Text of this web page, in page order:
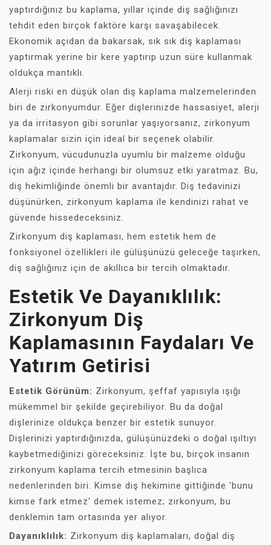
yaptırdığınız bu kaplama, yıllar içinde diş sağlığınızı
tehdit eden birçok faktöre karşı savaşabilecek.
Ekonomik açıdan da bakarsak, sık sık diş kaplaması
yaptırmak yerine bir kere yaptırıp uzun süre kullanmak
oldukça mantıklı.
Alerji riski en düşük olan diş kaplama malzemelerinden
biri de zirkonyumdur. Eğer dişlerinizde hassasiyet, alerji
ya da irritasyon gibi sorunlar yaşıyorsanız, zirkonyum
kaplamalar sizin için ideal bir seçenek olabilir.
Zirkonyum, vücudunuzla uyumlu bir malzeme olduğu
için ağız içinde herhangi bir olumsuz etki yaratmaz. Bu,
diş hekimliğinde önemli bir avantajdır. Diş tedavinizi
düşünürken, zirkonyum kaplama ile kendinizi rahat ve
güvende hissedeceksiniz.
Zirkonyum diş kaplaması, hem estetik hem de
fonksiyonel özellikleri ile gülüşünüzü geleceğe taşırken,
diş sağlığınız için de akıllıca bir tercih olmaktadır.
Estetik Ve Dayanıklılık:
Zirkonyum Diş
Kaplamasının Faydaları Ve
Yatırım Getirisi
Estetik Görünüm: Zirkonyum, şeffaf yapısıyla ışığı
mükemmel bir şekilde geçirebiliyor. Bu da doğal
dişlerinize oldukça benzer bir estetik sunuyor.
Dişlerinizi yaptırdığınızda, gülüşünüzdeki o doğal ışıltıyı
kaybetmediğinizi göreceksiniz. İşte bu, birçok insanın
zirkonyum kaplama tercih etmesinin başlıca
nedenlerinden biri. Kimse diş hekimine gittiğinde 'bunu
kimse fark etmez' demek istemez; zirkonyum, bu
denklemin tam ortasında yer alıyor.
Dayanıklılık: Zirkonyum diş kaplamaları, doğal diş